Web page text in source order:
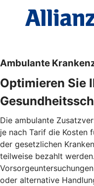
Ambulante
Optimieren Sie
Die ambulante
je nach Tarif die Kosten
der gesetzlichen
teilweise bezahlt
oder alternative